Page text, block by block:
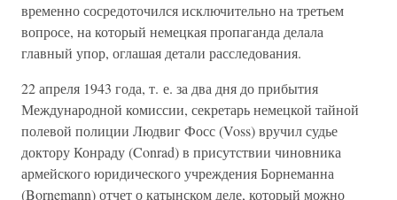
временно сосредоточился исключительно на третьем
вопросе, на который немецкая пропаганда делала
главный упор, оглашая детали расследования.
22 апреля 1943 года, т. е. за два дня до прибытия
Международной комиссии, секретарь немецкой тайной
полевой полиции Людвиг Фосс (Voss) вручил судье
доктору Конраду (Conrad) в присутствии чиновника
армейского юридического учреждения Борнеманна
(Bornemann) отчет о катынском деле, который можно